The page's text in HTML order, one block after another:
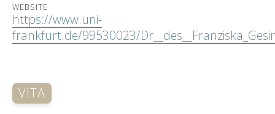
WEBSITE
https://www.uni-
frankfurt.de/99530023/
VITA